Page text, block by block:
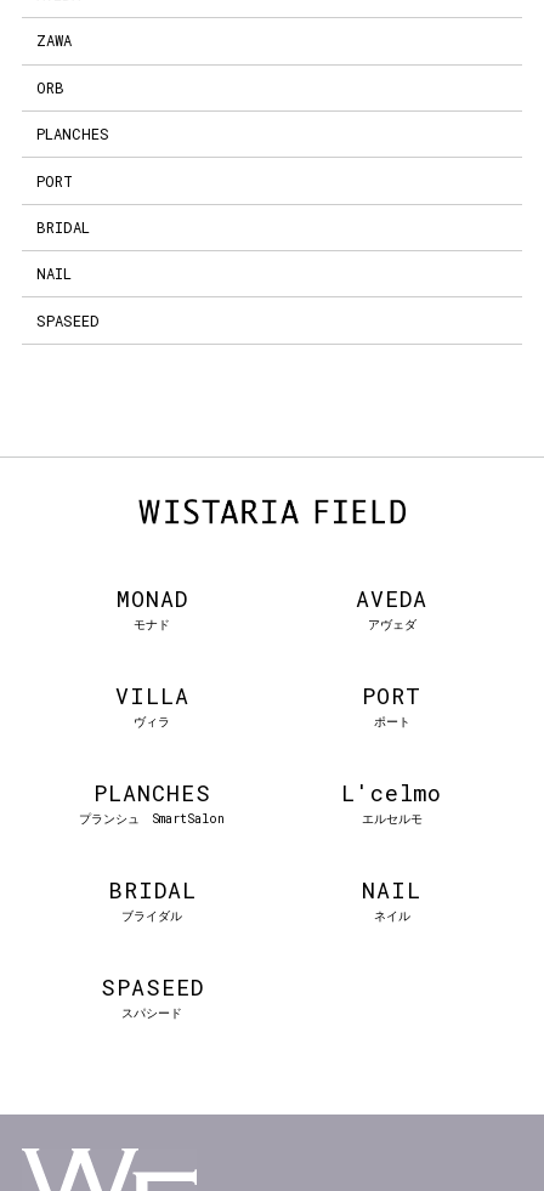
ZAWA
ORB
PLANCHES
PORT
BRIDAL
NAIL
SPASEED
MONAD
モナド
AVEDA
アヴェダ
VILLA
ヴィラ
PORT
ポート
PLANCHES
プランシュ SmartSalon
L'celmo
エルセルモ
BRIDAL
ブライダル
NAIL
ネイル
SPASEED
スパシード